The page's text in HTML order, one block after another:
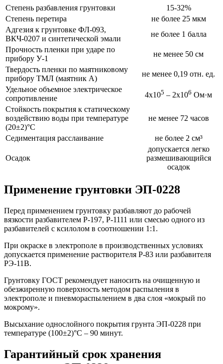
Степень разбавления грунтовки
15-32%
Степень перетира
не более 25 мкм
Адгезия к грунтовке ФЛ-093,
ВКЧ-0207 и синтетической эмали
не более 1 балла
Прочность пленки при ударе по
прибору У-1
не менее 50 см
Твердость пленки по маятниково­му
прибору ТМЛ (маятник А)
не менее 0,19 отн. ед.
Удельное объемное электрическое
сопротивление
4x105 – 2x106 Ом·м
Стойкость покрытия к статическому
воздействию воды при температуре
(20±2)°С
не менее 72 часов
Седиментация расслаивание не более 2 см³
Осадок
допускается легко
размешивающийся
осадок
Применение грунтовки ЭП-0228
Перед применением грунтовку разбавляют до рабочей
вязкости разбавителем Р-197, Р-1111 или смесью одного из
разбавителей с ксилолом в соотношении 1:1.
При окраске в электрополе в производственных условиях
допускается применение растворителя Р-83 или разбавителя
РЭ-11В.
Грунтовку ГОСТ рекомендует наносить на очищенную и
обезжиренную поверхность методом распыления в
электрополе и пневмораспылением в два слоя «мокрый по
мокрому».
Высыхание однослойного покрытия грунта ЭП-0228 при
температуре (100±2)°С – 90 минут.
Гарантийный срок хранения